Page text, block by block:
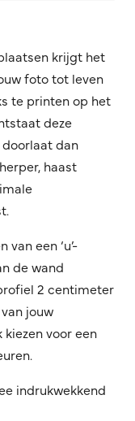
krijgt het
foto tot leven
te printen op het
deze
dan
haast
een ‘u’-
de wand
2 centimeter
jouw
kiezen voor een
indrukwekkend